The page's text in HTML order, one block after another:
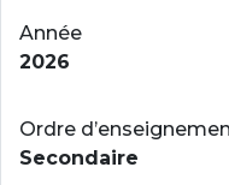
Année
2026
Ordre
Secondaire